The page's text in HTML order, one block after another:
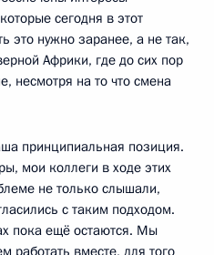
сегодня в этот
это нужно заранее, а не так,
Африки, где до сих пор
несмотря на то что смена
принципиальная позиция.
мои коллеги в ходе этих
не только слышали,
с таким подходом.
пока ещё остаются. Мы
работать вместе, для того